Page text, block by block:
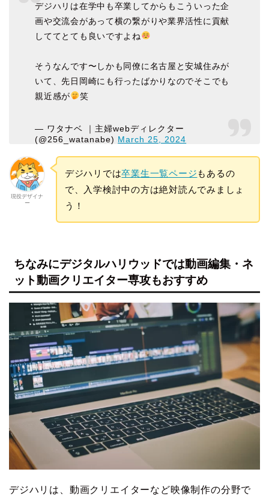
デジハリは在学中も卒業してからもこういった企
画や交流会があって横の繋がりや業界活性に貢献
しててとても良いですよね
そうなんです〜しかも同僚に名古屋と安城住みが
いて、先日岡崎にも行ったばかりなのでそこでも
親近感が
笑
— ワタナベ ｜主婦webディレクター
(@256_watanabe) March 25, 2024
現役デザイナ
ー
デジハリでは卒業生一覧ページもあるの
で、入学検討中の方は絶対読んでみましょ
う！
ちなみにデジタルハリウッドでは動画編集・ネ
ット動画クリエイター専攻もおすすめ
デジハリは、動画クリエイターなど映像制作の分野で